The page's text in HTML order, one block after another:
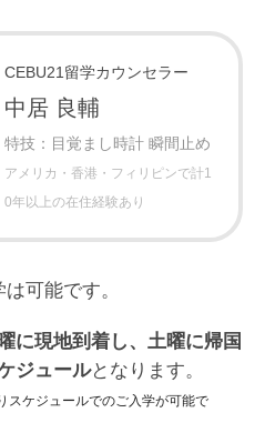
CEBU21留学カウンセラー
中居 良輔
特技：目覚まし時計 瞬間止め
アメリカ・香港・フィリピンで計1
0年以上の在住経験あり
可能です。
に現地到着し、土曜に帰国
ジュールとなります。
スケジュールでのご入学が可能で